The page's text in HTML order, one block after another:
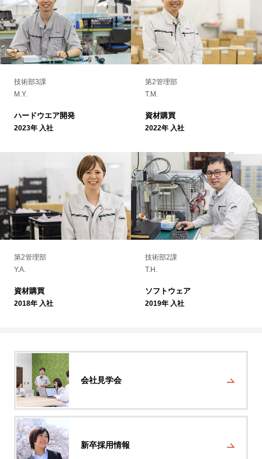
技術部3課
M.Y.
ハードウエア開発
2023年 入社
第2管理部
T.M.
資材購買
2022年 入社
第2管理部
Y.A.
資材購買
2018年 入社
技術部2課
T.H.
ソフトウェア
2019年 入社
会社見学会
新卒採用情報